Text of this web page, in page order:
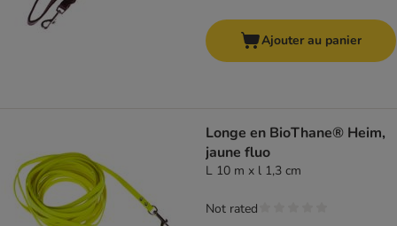
Ajouter au panier
Longe en BioThane® Heim,
jaune fluo
L 10 m x l 1,3 cm
Not rated